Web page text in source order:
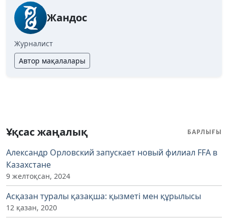
Жандос
Журналист
Автор мақалалары
Ұқсас жаңалық БАРЛЫҒЫ
Александр Орловский запускает новый филиал FFA в
Казахстане
9 желтоқсан, 2024
Асқазан туралы қазақша: қызметі мен құрылысы
12 қазан, 2020